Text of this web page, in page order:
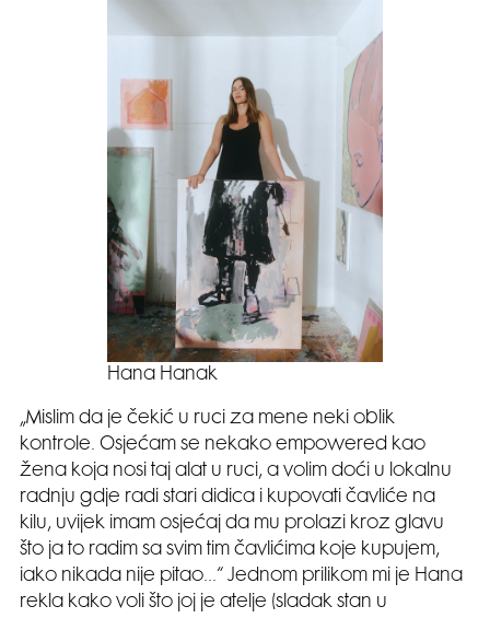
Hana Hanak
„Mislim da je čekić u ruci za mene neki oblik
kontrole. Osjećam se nekako empowered kao
žena koja nosi taj alat u ruci, a volim doći u lokalnu
radnju gdje radi stari didica i kupovati čavliće na
kilu, uvijek imam osjećaj da mu prolazi kroz glavu
što ja to radim sa svim tim čavlićima koje kupujem,
iako nikada nije pitao…“ Jednom prilikom mi je Hana
rekla kako voli što joj je atelje (sladak stan u